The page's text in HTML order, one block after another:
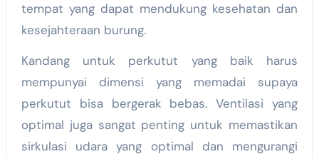
tempat yang dapat mendukung kesehatan dan
kesejahteraan burung.
Kandang untuk perkutut yang baik harus
mempunyai dimensi yang memadai supaya
perkutut bisa bergerak bebas. Ventilasi yang
optimal juga sangat penting untuk memastikan
sirkulasi udara yang optimal dan mengurangi